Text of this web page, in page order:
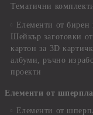
Тематични
Елементи от бирен
Шейкър заготовки
картон за 3D
албуми, ръчно
проекти
Елементи от
Елементи от